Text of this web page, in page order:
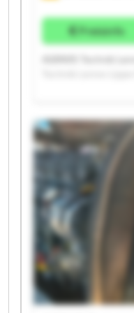
Preisinfo
AGRAVIS Technik
Lippe GmbH
Technik Lenne-Lippe
Lippe GmbH
AGRAVIS Technik
Technik Lenne-
Lippe GmbH
AGRAVIS Technik
Technik Lenne-
Lippe GmbH
AGRAVIS Technik
Technik Lenne-
Lippe GmbH